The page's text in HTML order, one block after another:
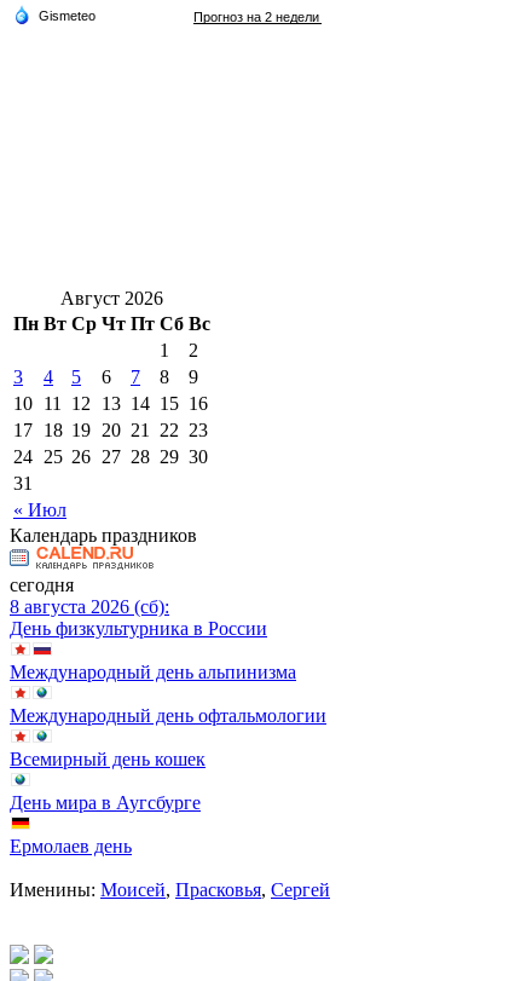
Август 2026
Пн Вт Ср Чт Пт Сб Вс
« Июл
1
2
3
4 5 6 7 8
9
10 11 12 13 14 15 16
17 18 19 20 21 22 23
24 25 26 27 28 29 30
31
Календарь праздников
сегодня
8 августа 2026 (сб):
День физкультурника в России
Международный день альпинизма
Международный день офтальмологии
Всемирный день кошек
День мира в Аугсбурге
Ермолаев день
Именины: Моисей, Прасковья, Сергей